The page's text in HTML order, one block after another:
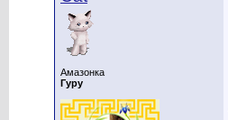
Амазонка
Гуру